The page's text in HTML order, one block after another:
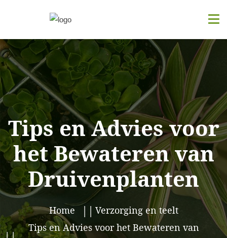
Tips en Advies voor
het Bewateren van
Druivenplanten
Home
Verzorging en teelt
Tips en Advies voor het Bewateren van